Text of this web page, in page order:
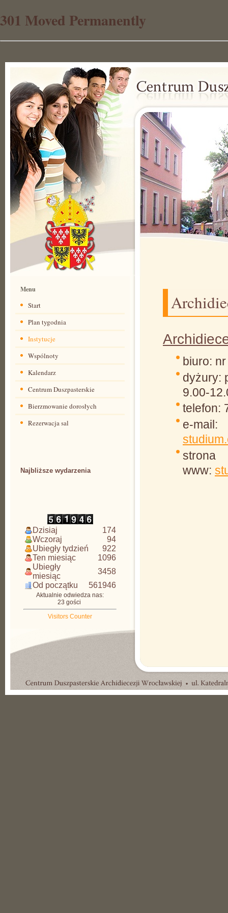
301 Moved Permanently
Menu
Start
Plan tygodnia
Instytucje
Wspólnoty
Kalendarz
Centrum Duszpasterskie
Bierzmowanie dorosłych
Rezerwacja sal
Najbliższe wydarzenia
Dzisiaj
174
Wczoraj
94
Ubiegły tydzień
922
Ten miesiąc
1096
Ubiegły
miesiąc
3458
Od początku
561946
Aktualnie odwiedza nas:
23 gości
Visitors Counter
biuro:
dyżury:
9.00-
telefon:
e-mail:
strona
www: